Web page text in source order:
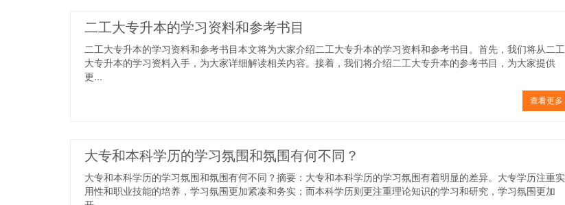
二工大专升本的学习资料和参考书目
二工大专升本的学习资料和参考书目本文将为大家介绍二工大专升本的学习资料和参考书目。首先，我们将从二工
大专升本的学习资料入手，为大家详细解读相关内容。接着，我们将介绍二工大专升本的参考书目，为大家提供
更...
查看更多
大专和本科学历的学习氛围和氛围有何不同？
大专和本科学历的学习氛围和氛围有何不同？摘要：大专和本科学历的学习氛围有着明显的差异。大专学历注重实
用性和职业技能的培养，学习氛围更加紧凑和务实；而本科学历则更注重理论知识的学习和研究，学习氛围更加